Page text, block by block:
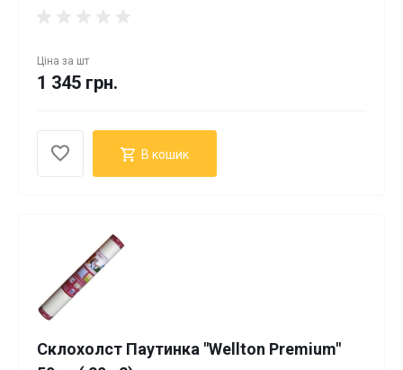
Ціна за шт
1 345 грн.
В кошик
Склохолст Паутинка "Wellton Premium"